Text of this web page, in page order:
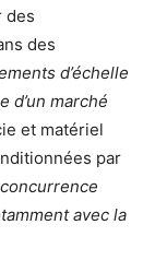
des
des
d’échelle
d’un marché
et matériel
par
avec la